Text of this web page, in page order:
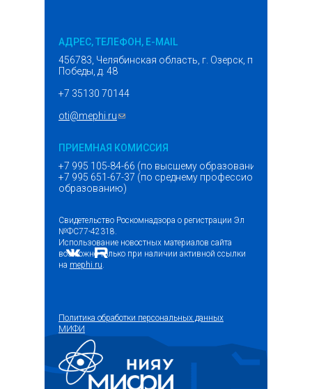
АДРЕС, ТЕЛЕФОН, E-MAIL
456783, Челябинская область, г. Озерск, проспект
Победы, д. 48
+7 35130 70144
oti@mephi.ru(ссылка для отправки email)
ПРИЕМНАЯ КОМИССИЯ
+7 995 105-84-66 (по высшему образованию)
+7 995 651-67-37 (по среднему профессиональному
образованию)
Свидетельство Роскомнадзора о регистрации Эл
№ФС77-42318.
Использование новостных материалов сайта
возможно только при наличии активной ссылки
на mephi.ru.
Политика обработки персональных данных
МИФИ